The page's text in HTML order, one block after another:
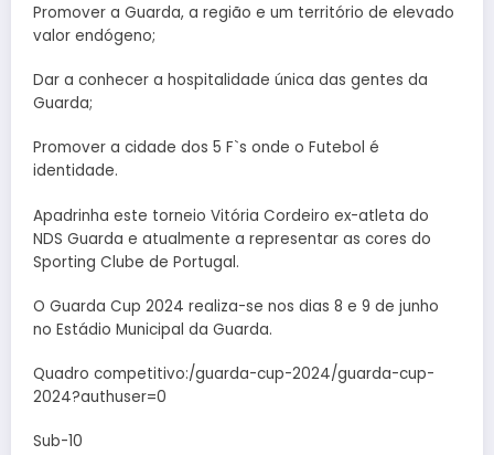
Promover a Guarda, a região e um território de elevado
valor endógeno;
Dar a conhecer a hospitalidade única das gentes da
Guarda;
Promover a cidade dos 5 F`s onde o Futebol é
identidade.
Apadrinha este torneio Vitória Cordeiro ex-atleta do
NDS Guarda e atualmente a representar as cores do
Sporting Clube de Portugal.
O Guarda Cup 2024 realiza-se nos dias 8 e 9 de junho
no Estádio Municipal da Guarda.
Quadro competitivo:/guarda-cup-2024/guarda-cup-
2024?authuser=0
Sub-10